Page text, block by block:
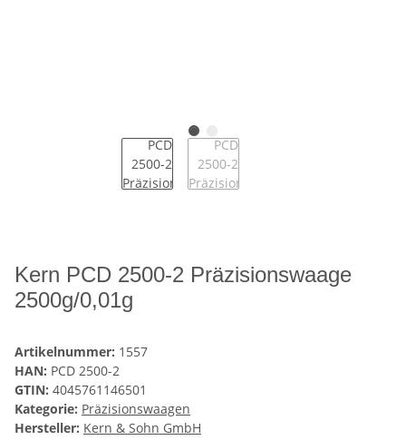
Kern PCD 2500-2 Präzisionswaage
2500g/0,01g
Artikelnummer: 1557
HAN: PCD 2500-2
GTIN: 4045761146501
Kategorie: Präzisionswaagen
Hersteller: Kern & Sohn GmbH